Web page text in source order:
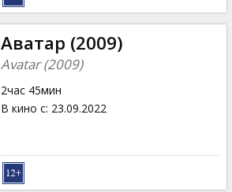
Аватар (2009)
Avatar (2009)
2час 45мин
В кино с: 23.09.2022